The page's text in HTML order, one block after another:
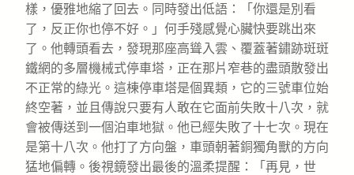
樣，優雅地縮了回去。同時發出低語：「你還是別看
了，反正你也停不好。」何手殘感覺心臟快要跳出來
了。他轉頭看去，發現那座高聳入雲、覆蓋著鏽跡斑斑
鐵網的多層機械式停車塔，正在那片窄巷的盡頭散發出
不正常的綠光。這棟停車塔是個異類，它的三號車位始
終空著，並且傳說只要有人敢在它面前失敗十八次，就
會被傳送到一個泊車地獄。他已經失敗了十七次。現在
是第十八次。他打了方向盤，車頭朝著銅獨角獸的方向
猛地偏轉。後視鏡發出最後的溫柔提醒：「再見，世